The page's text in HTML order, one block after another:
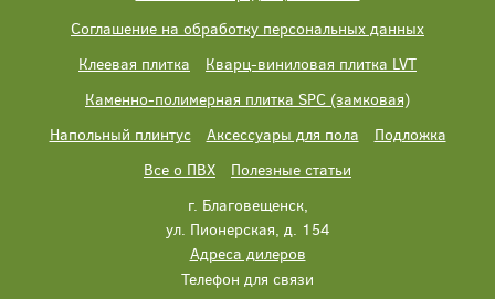
Соглашение на обработку персональных данных
Клеевая плитка
Кварц-виниловая плитка LVT
Каменно-полимерная плитка SPC (замковая)
Напольный плинтус
Аксессуары для пола
Подложка
Все о ПВХ
Полезные статьи
г. Благовещенск,
ул. Пионерская, д. 154
Адреса дилеров
Телефон для связи